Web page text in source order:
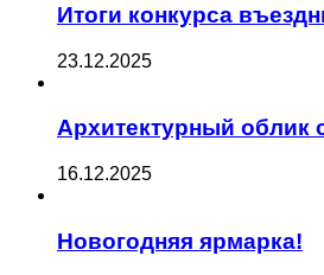
Итоги конкурса
23.12.2025
Архитектурный облик
16.12.2025
Новогодняя ярмарка!